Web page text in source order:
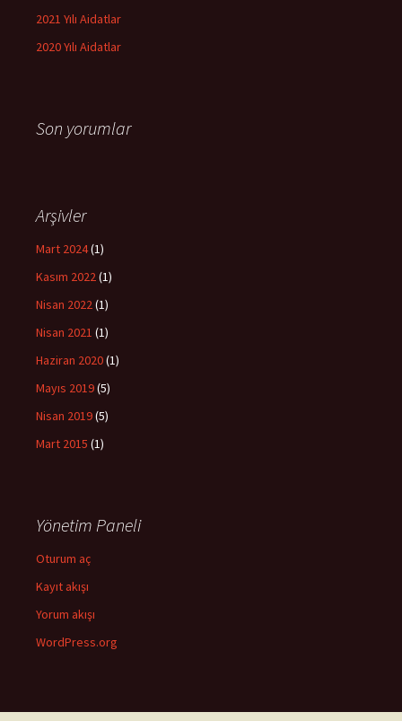
2021 Yılı Aidatlar
2020 Yılı Aidatlar
Son yorumlar
Arşivler
Mart 2024(1)
Kasım 2022(1)
Nisan 2022(1)
Nisan 2021 (1)
Haziran 2020(1)
Mayıs 2019(5)
Nisan 2019(5)
Mart 2015 (1)
Yönetim Paneli
Oturum aç
Kayıt akışı
Yorum akışı
WordPress.org